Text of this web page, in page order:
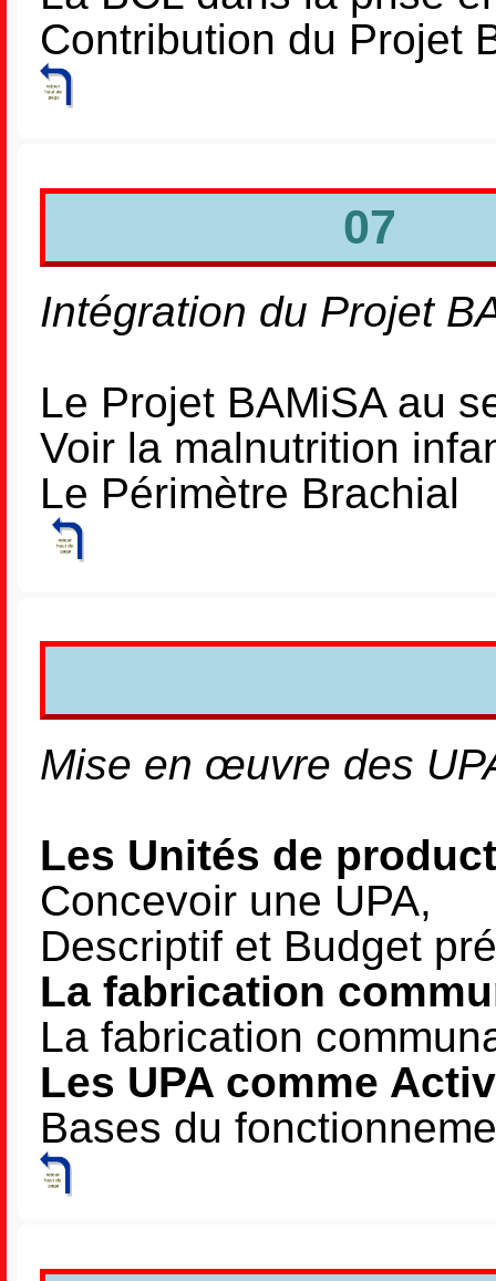
Contribution du Projet
07
Intégration du Projet
Le Projet BAMiSA au
Voir la malnutrition
Le Périmètre Brachial
Mise en œuvre des
Les Unités de
Concevoir une UPA,
Descriptif et Budget
La fabrication
La fabrication
Les UPA comme
Bases du